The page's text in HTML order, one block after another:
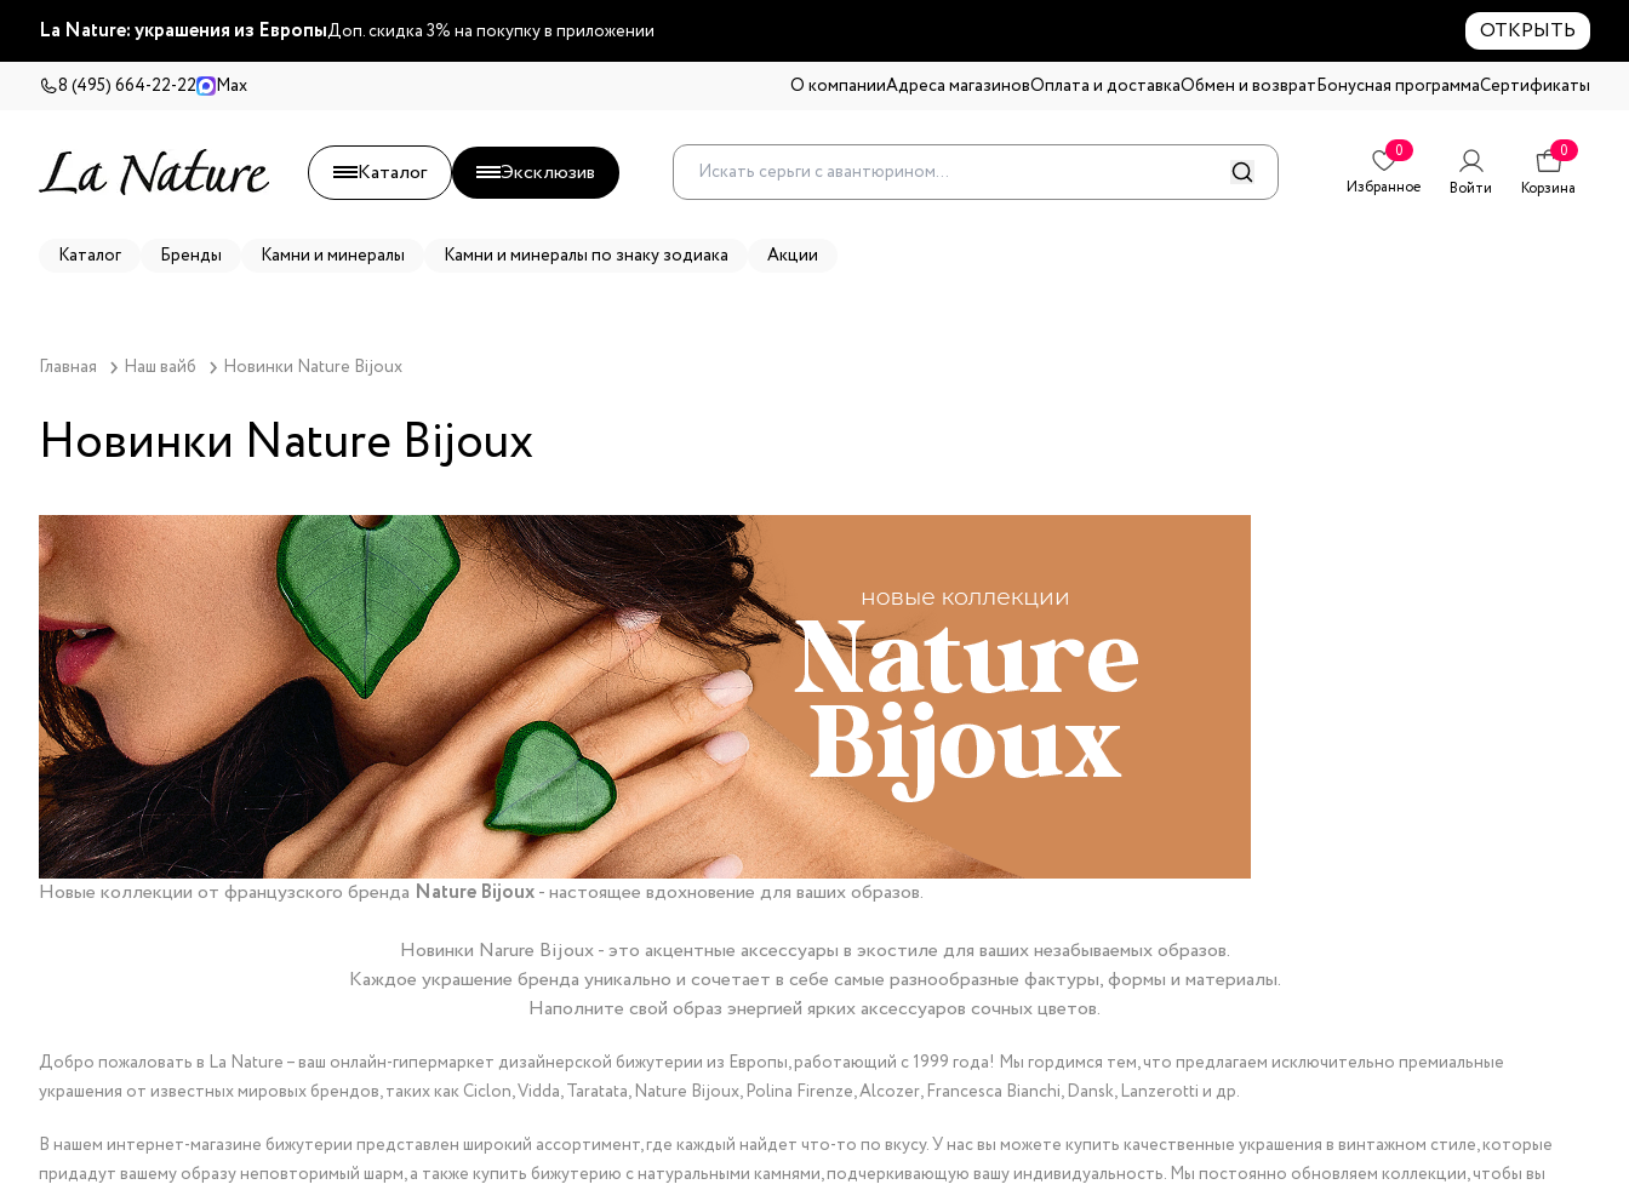
La Nature: украшения из ЕвропыДоп. скидка 3% на покупку в приложении ОТКРЫТЬ
8 (495) 664-22-22 Max О компанииАдреса магазиновОплата и доставкаОбмен и возвратБонусная программаСертификаты
Каталог Эксклюзив
0
Избранное
Войти
0
Корзина
Каталог Бренды Камни и минералы Камни и минералы по знаку зодиака Акции
Главная Наш вайб Новинки Nature Bijoux
Новинки Nature Bijoux
Новые коллекции от французского бренда Nature Bijoux- настоящее вдохновение для ваших образов.
Новинки Narure Bijoux - это акцентные аксессуары в экостиле для ваших незабываемых образов.
Каждое украшение бренда уникально и сочетает в себе самые разнообразные фактуры, формы и материалы.
Наполните свой образ энергией ярких аксессуаров сочных цветов.
Добро пожаловать в La Nature – ваш онлайн-гипермаркет дизайнерской бижутерии из Европы, работающий с 1999 года! Мы гордимся тем, что предлагаем исключительно премиальные
украшения от известных мировых брендов, таких как Ciclon, Vidda, Taratata, Nature Bijoux, Polina Firenze, Alcozer, Francesca Bianchi, Dansk, Lanzerotti и др.
В нашем интернет-магазине бижутерии представлен широкий ассортимент, где каждый найдет что-то по вкусу. У нас вы можете купить качественные украшения в винтажном стиле, которые
придадут вашему образу неповторимый шарм, а также купить бижутерию с натуральными камнями, подчеркивающую вашу индивидуальность. Мы постоянно обновляем коллекции, чтобы вы